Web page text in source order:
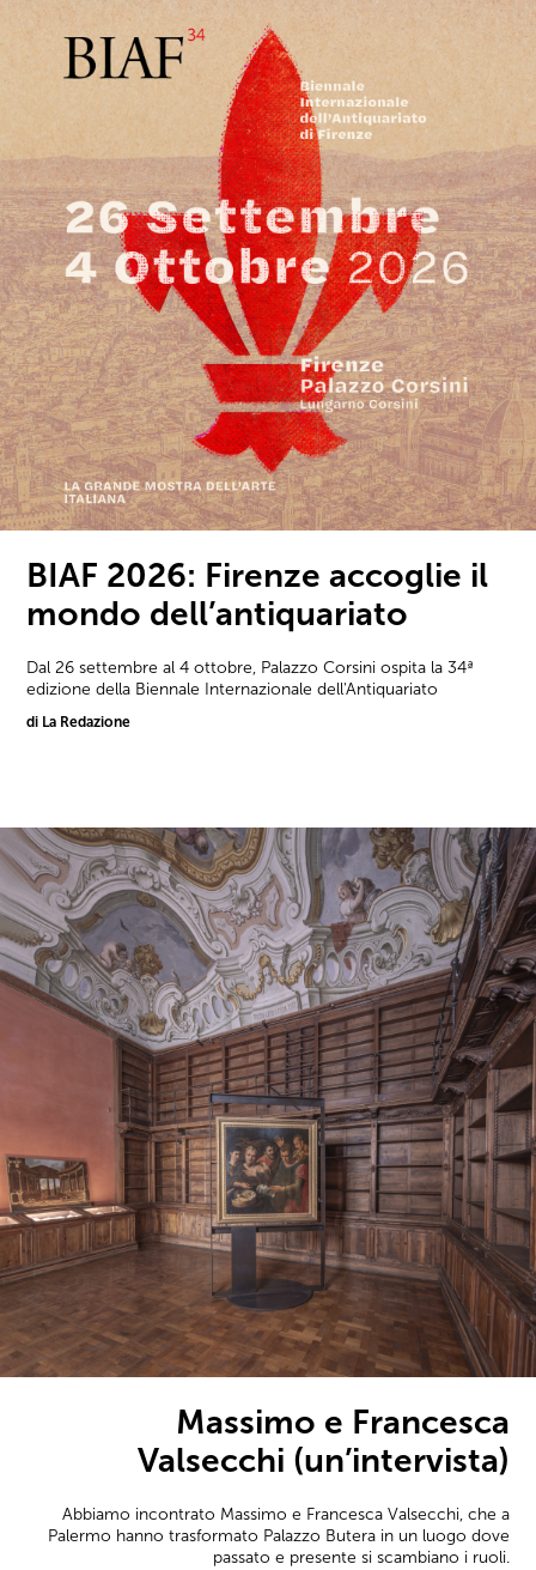
BIAF 2026: Firenze accoglie il
mondo dell’antiquariato
Dal 26 settembre al 4 ottobre, Palazzo Corsini ospita la 34ª
edizione della Biennale Internazionale dell'Antiquariato
di La Redazione
Massimo e Francesca
Valsecchi (un’intervista)
Abbiamo incontrato Massimo e Francesca Valsecchi, che a
Palermo hanno trasformato Palazzo Butera in un luogo dove
passato e presente si scambiano i ruoli.